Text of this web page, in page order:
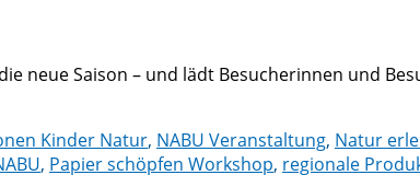
neue Saison – und lädt Besucherinnen und
Kinder Natur, NABU Veranstaltung, Natur
, Papier schöpfen Workshop, regionale